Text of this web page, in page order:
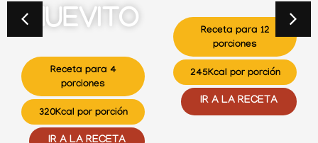
HUEVITO
Receta para 4
porciones
320Kcal por porción
Receta para 12
porciones
245Kcal por porción
IR A LA RECETA